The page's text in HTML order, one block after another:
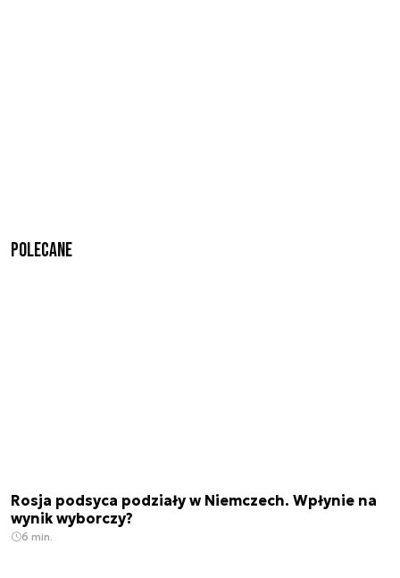
Polecane
Rosja podsyca podziały w Niemczech. Wpłynie na
wynik wyborczy?
6 min.